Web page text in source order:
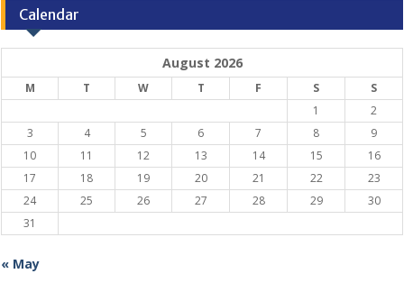
Calendar
August 2026
M T W T F S
S
1
2
3
4 5 6 7 8
9
10
11 12 13 14 15
16
17
18 19 20 21 22
23
24
25 26 27 28 29
30
31
« May